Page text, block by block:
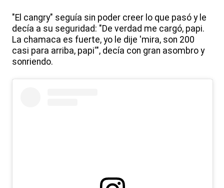
"El cangry" seguía sin poder creer lo que pasó y le
decía a su seguridad: "De verdad me cargó, papi.
La chamaca es fuerte, yo le dije 'mira, son 200
casi para arriba, papi'", decía con gran asombro y
sonriendo.